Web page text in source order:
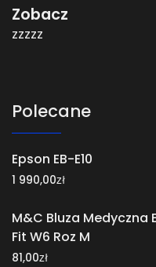
Zobacz
zzzzz
Polecane
Epson EB-E10
1 990,00zł
M&C Bluza Medyczna
Fit W6 Roz M
81,00zł